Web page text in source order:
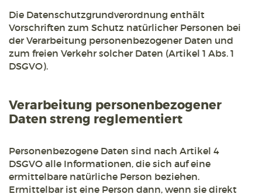
Die Datenschutzgrundverordnung enthält
Vorschriften zum Schutz natürlicher Personen bei
der Verarbeitung personenbezogener Daten und
zum freien Verkehr solcher Daten (Artikel 1 Abs. 1
DSGVO).
Verarbeitung personenbezogener
Daten streng reglementiert
Personenbezogene Daten sind nach Artikel 4
DSGVO alle Informationen, die sich auf eine
ermittelbare natürliche Person beziehen.
Ermittelbar ist eine Person dann, wenn sie direkt